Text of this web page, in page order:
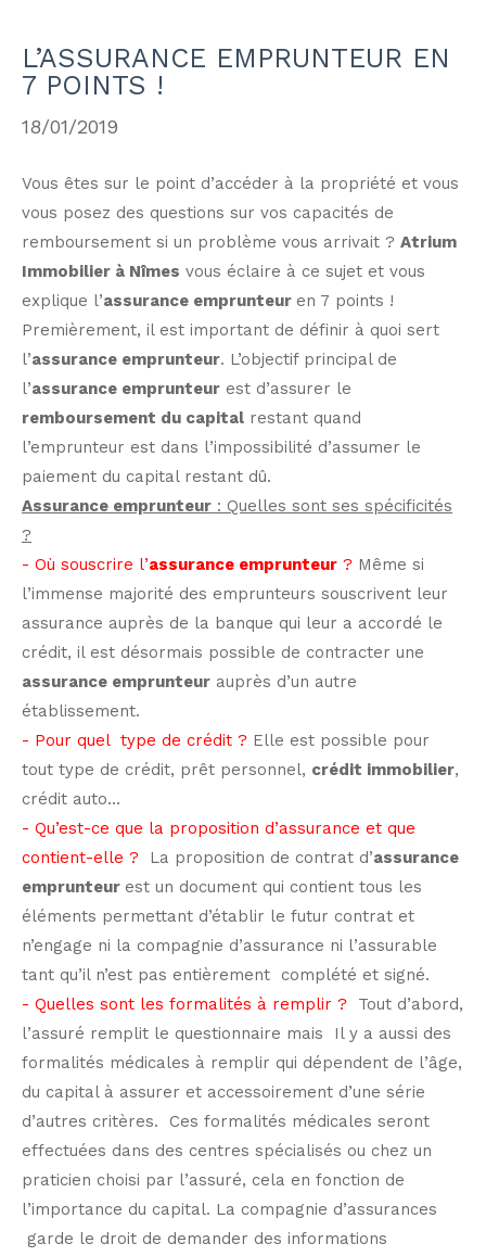
L’ASSURANCE EMPRUNTEUR EN
7 POINTS !
18/01/2019
Vous êtes sur le point d’accéder à la propriété et vous
vous posez des questions sur vos capacités de
remboursement si un problème vous arrivait ? Atrium
Immobilier à Nîmes vous éclaire à ce sujet et vous
explique l’assurance emprunteur en 7 points !
Premièrement, il est important de définir à quoi sert
l’assurance emprunteur. L’objectif principal de
l’assurance emprunteur est d’assurer le
remboursement du capital restant quand
l’emprunteur est dans l’impossibilité d’assumer le
paiement du capital restant dû.
Assurance emprunteur : Quelles sont ses spécificités
?
- Où souscrire l’assurance emprunteur ? Même si
l’immense majorité des emprunteurs souscrivent leur
assurance auprès de la banque qui leur a accordé le
crédit, il est désormais possible de contracter une
assurance emprunteur auprès d’un autre
établissement.
- Pour quel type de crédit ? Elle est possible pour
tout type de crédit, prêt personnel, crédit immobilier,
crédit auto…
- Qu’est-ce que la proposition d’assurance et que
contient-elle ? La proposition de contrat d’assurance
emprunteur est un document qui contient tous les
éléments permettant d’établir le futur contrat et
n’engage ni la compagnie d’assurance ni l’assurable
tant qu’il n’est pas entièrement complété et signé.
- Quelles sont les formalités à remplir ?
Tout d’abord,
l’assuré remplit le questionnaire mais Il y a aussi des
formalités médicales à remplir qui dépendent de l’âge,
du capital à assurer et accessoirement d’une série
d’autres critères. Ces formalités médicales seront
effectuées dans des centres spécialisés ou chez un
praticien choisi par l’assuré, cela en fonction de
l’importance du capital. La compagnie d’assurances
garde le droit de demander des informations